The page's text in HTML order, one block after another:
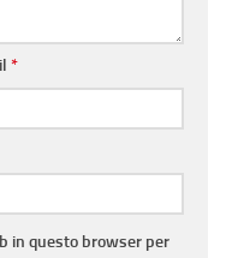
*
in questo browser per